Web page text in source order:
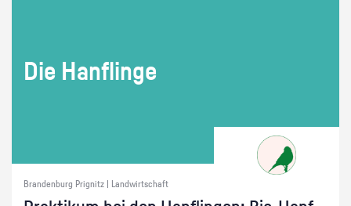
Die Han­f­lin­ge
Brandenburg Prignitz | Landwirtschaft